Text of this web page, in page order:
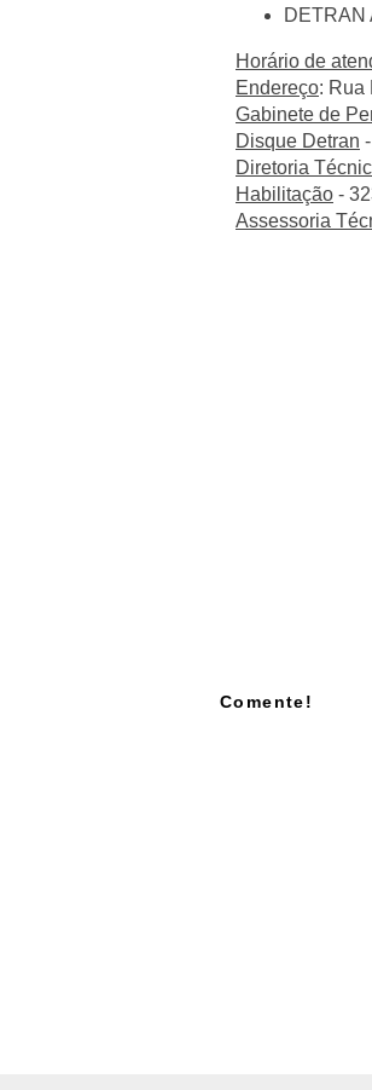
DETRAN
Horário de
Endereço: Rua
Gabinete de
Disque Detran
Diretoria
Habilitação -
Assessoria
Comente!